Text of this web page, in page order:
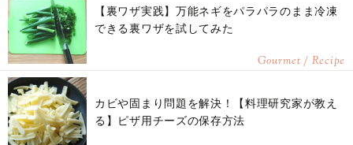
【裏ワザ実践】万能ネギをパラパラのまま冷凍
できる裏ワザを試してみた
Gourmet / Recipe
カビや固まり問題を解決！【料理研究家が教え
る】ピザ用チーズの保存方法